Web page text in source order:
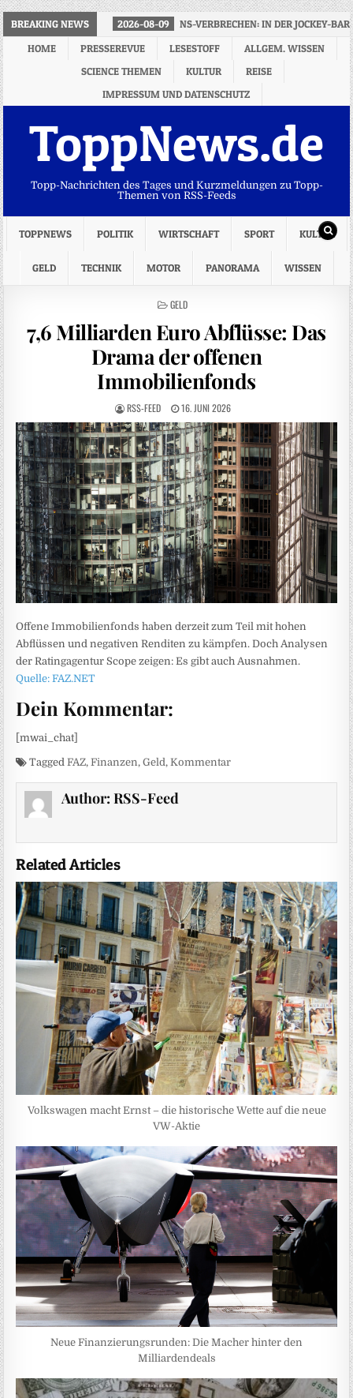
BREAKING NEWS 2026-08-09
NS-VERBRECHEN: IN DER JOCKEY-
HOME
PRESSEREVUE LESESTOFF
ALLGEM. WISSEN
SCIENCE THEMEN
KULTUR
REISE
IMPRESSUM UND DATENSCHUTZ
ToppNews.de
Topp-Nachrichten des Tages und Kurzmeldungen zu Topp-
Themen von RSS-Feeds
TOPPNEWS POLITIK WIRTSCHAFT SPORT KULTUR
GELD TECHNIK MOTOR PANORAMA WISSEN
POSTED
GELD
7,6 Milliarden Euro Abflüsse: Das
Drama der offenen
Immobilienfonds
RSS-FEED 16. JUNI 2026
Offene Immobilienfonds haben derzeit zum Teil mit hohen
Abflüssen und negativen Renditen zu kämpfen. Doch Analysen
der Ratingagentur Scope zeigen: Es gibt auch Ausnahmen.
Quelle: FAZ.NET
Dein Kommentar:
[mwai_chat]
TaggedFAZ,Finanzen,Geld ,Kommentar
Author: RSS-Feed
Related Articles
Volkswagen macht Ernst – die historische Wette auf die neue
VW-Aktie
Neue Finanzierungsrunden: Die Macher hinter den
Milliardendeals